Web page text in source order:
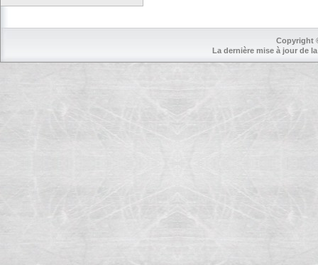
Copyright
La dernière mise à jour de